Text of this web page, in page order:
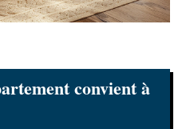
convient à